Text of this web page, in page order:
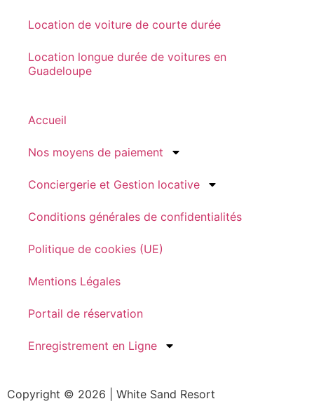
Location de voiture de courte durée
Location longue durée de voitures en
Guadeloupe
Accueil
Nos moyens de paiement
Conciergerie et Gestion locative
Conditions générales de confidentialités
Politique de cookies (UE)
Mentions Légales
Portail de réservation
Enregistrement en Ligne
Copyright © 2026 | White Sand Resort